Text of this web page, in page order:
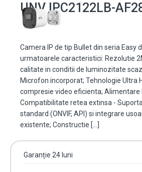
UNV IPC2122LB-
Camera IP de tip Bullet din seria Easy
urmatoarele caracteristici: Rezolutie
calitate in conditii de luminozitate
Microfon incorporat; Tehnologie Ultra
compresie video eficienta; Alimentare
Compatibilitate retea extinsa -
standard (ONVIF, API) si integrare
existente; Constructie […]
Garanție 24 luni